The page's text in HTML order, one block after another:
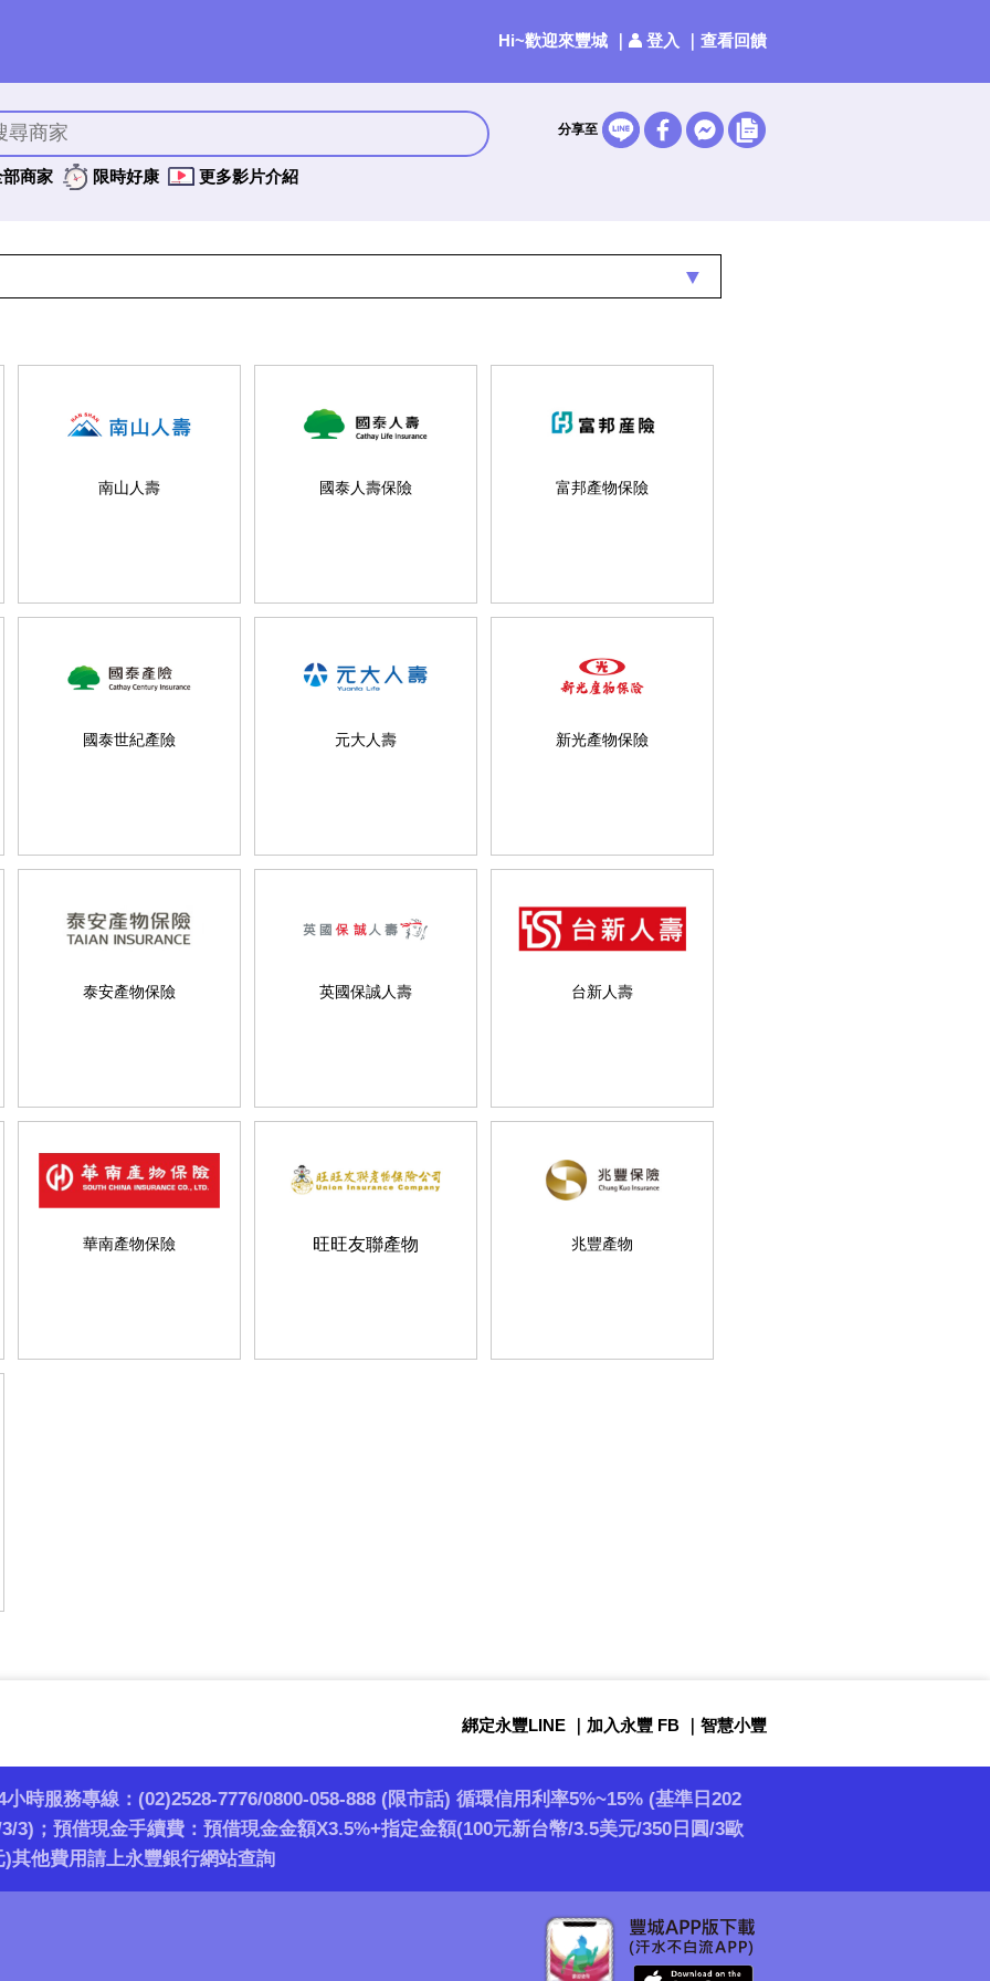
Hi~歡迎來豐城 登入 查看回饋
分享至
部商家 限時好康 更多影片介紹
▼
南山人壽 國泰人壽保險 富邦產物保險
國泰世紀產險 元大人壽 新光產物保險
泰安產物保險 英國保誠人壽 台新人壽
華南產物保險 旺旺友聯產物 兆豐產物
綁定永豐LINE ｜ 加入永豐 FB ｜ 智慧小豐
小時服務專線：(02)2528-7776/0800-058-888 (限市話) 循環信用利率5%~15% (基準日202
3)；預借現金手續費：預借現金金額X3.5%+指定金額(100元新台幣/3.5美元/350日圓/3歐
)其他費用請上永豐銀行網站查詢